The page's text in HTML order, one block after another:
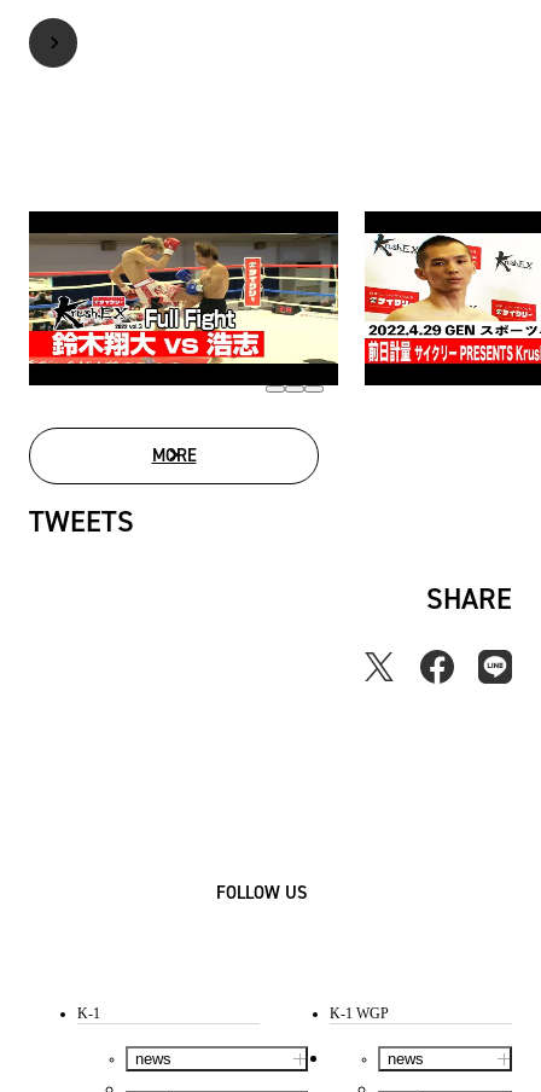
MOREMOVIE LIST
TWEETS
SHARE
FOLLOW US
K-1
news
K-1 WGP
news